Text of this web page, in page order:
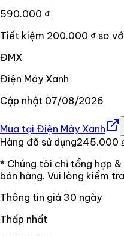
590.000 ₫
Tiết kiệm 200.000 ₫ so
ĐMX
Điện Máy Xanh
Cập nhật 07/08/2026
Mua tại Điện Máy Xanh
Hàng đã sử dụng245.000
* Chúng tôi chỉ tổng hợp
bán hàng. Vui lòng kiểm
Thông tin giá 30 ngày
Thấp nhất